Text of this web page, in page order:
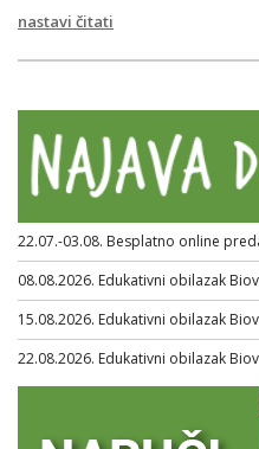
nastavi čitati
22.07.-03.08. Besplatno online
08.08.2026. Edukativni obilazak
15.08.2026. Edukativni obilazak
22.08.2026. Edukativni obilazak